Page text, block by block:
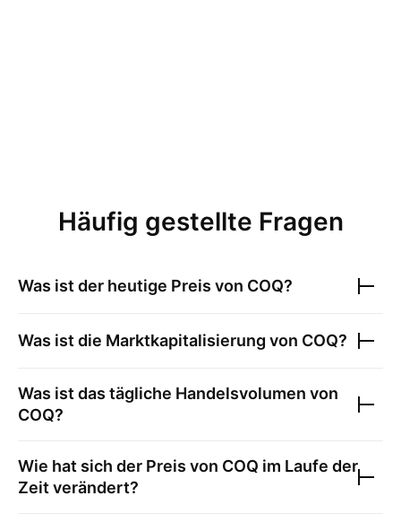
Häufig gestellte Fragen
Was ist der heutige Preis von COQ?
Was ist die Marktkapitalisierung von COQ?
Was ist das tägliche Handelsvolumen von
COQ?
Wie hat sich der Preis von COQ im Laufe der
Zeit verändert?